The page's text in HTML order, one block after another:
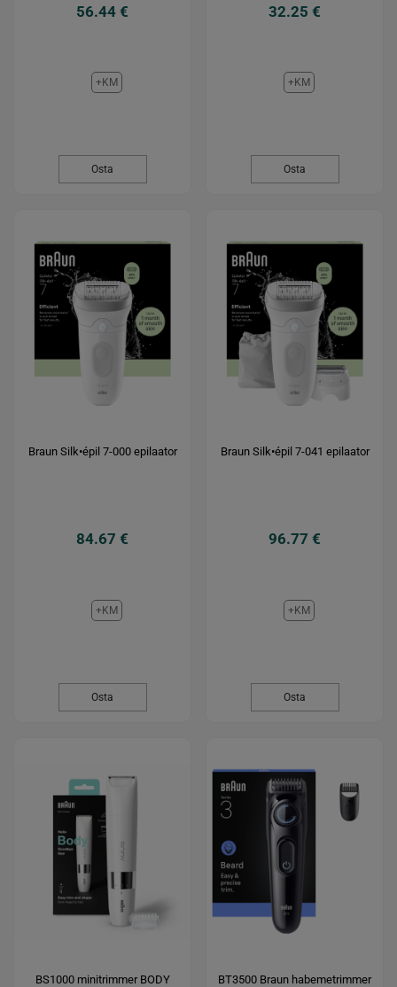
56.44 €
+KM
Osta
32.25 €
+KM
Osta
Braun Silk•épil 7-000 epilaator
84.67 €
+KM
Osta
Braun Silk•épil 7-041 epilaator
96.77 €
+KM
Osta
BS1000 minitrimmer BODY BT3500 Braun habemetrimmer